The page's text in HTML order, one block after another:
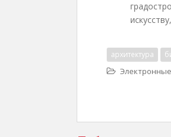
архитектура